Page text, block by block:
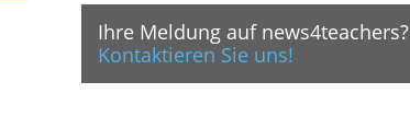
Ihre Meldung auf news4teachers?
Kontaktieren Sie uns!